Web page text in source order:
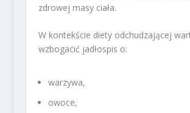
zdrowej masy ciała.
W kontekście diety odchudzającej
wzbogacić jadłospis o:
warzywa,
owoce,